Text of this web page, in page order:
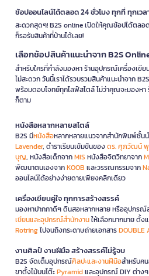
ช้อปออนไลน์ได้ตลอด 24 ชั่วโมง ทุกที่ ทุกเวล
สะดวกสุดๆ! B2S online เปิดให้คุณช้อปได้ตลอ
ก็รอรับสินค้าที่บ้านได้เลย!
เลือกช้อปสินค้าแนะนำจาก B2S
สำหรับใครที่กำลังมองหา ร้านอุปกรณ์เครื่องเขีย
ไม่สะดวก วันนี้เราได้รวบรวมสินค้าแนะนำจาก
พร้อมตอบโจทย์ทุกไลฟ์สไตล์ ไม่ว่าคุณจะมองหา
ก็ตาม
หนังสือหลากหลายสไตล์
B2S มีหนังสือหลากหลายแนวจากสำนักพิมพ์ชั้น
Lavender, ตำราเรียนเข้มข้นของดร. ศุภวัฒน์
บุญ, หนังสือเด็กจากMIS หนังสือจิตวิทยาจาก
พัฒนาตนเองจากKOOB และวรรณกรรมจาก
ออนไลน์ได้อย่างง่ายดายเพียงคลิกเดียว
เครื่องเขียนคู่ใจ ทุกการสร้างสรรค์
มองหาปากกาดีๆ ดินสอหลากหลาย หรืออุปกรณ์
เขียนและอุปกรณ์สำนักงานให้เลือกมากมาย ตั้ง
Rotringไปจนถึงกระดาษถ่ายเอกสารDOUBLE
งานศิลป์ งานฝีมือ สร้างสรรค์ไม่รู้จบ
B2S จัดเต็มอุปกรณ์ศิลปะและงานฝีมือสำหรับค
ขาตั้งไม้บนโต๊ะPyramidและอุปกรณ์ DIY ต่าง